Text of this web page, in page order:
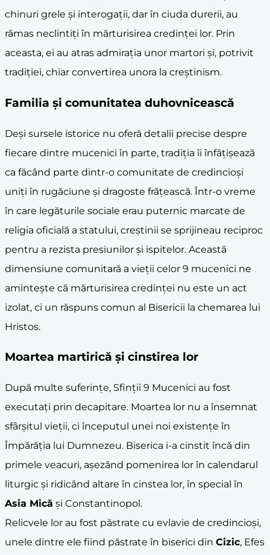
chinuri grele și interogații, dar în ciuda durerii, au
rămas neclintiți în mărturisirea credinței lor. Prin
aceasta, ei au atras admirația unor martori și, potrivit
tradiției, chiar convertirea unora la creștinism.
Familia și comunitatea duhovnicească
Deși sursele istorice nu oferă detalii precise despre
fiecare dintre mucenici în parte, tradiția îi înfățișează
ca făcând parte dintr-o comunitate de credincioși
uniți în rugăciune și dragoste frățească. Într-o vreme
în care legăturile sociale erau puternic marcate de
religia oficială a statului, creștinii se sprijineau reciproc
pentru a rezista presiunilor și ispitelor. Această
dimensiune comunitară a vieții celor 9 mucenici ne
amintește că mărturisirea credinței nu este un act
izolat, ci un răspuns comun al Bisericii la chemarea lui
Hristos.
Moartea martirică și cinstirea lor
După multe suferințe, Sfinții 9 Mucenici au fost
executați prin decapitare. Moartea lor nu a însemnat
sfârșitul vieții, ci începutul unei noi existențe în
Împărăția lui Dumnezeu. Biserica i-a cinstit încă din
primele veacuri, așezând pomenirea lor în calendarul
liturgic și ridicând altare în cinstea lor, în special în
Asia Mică și Constantinopol.
Relicvele lor au fost păstrate cu evlavie de credincioși,
unele dintre ele fiind păstrate în biserici din Cizic, Efes